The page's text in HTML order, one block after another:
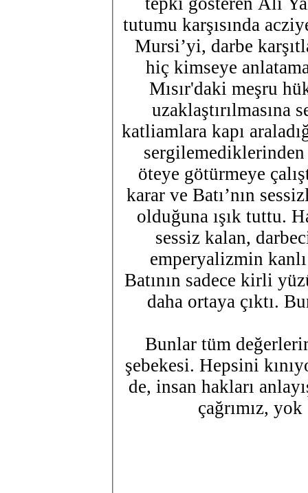
tutumu karşısında
Mursi’yi, darbe
hiç kimseye
Mısır'daki meşru
uzaklaştırılmasına
katliamlara kapı araladığını, ilkesel temelde
öteye götürmeye
karar ve Batı’nın
olduğuna ışık tuttu.
sessiz kalan,
emperyalizmin
Batının sadece kirli
daha ortaya çıktı.
Bunlar tüm
şebekesi. Hepsini
de, insan hakları
çağrımız,